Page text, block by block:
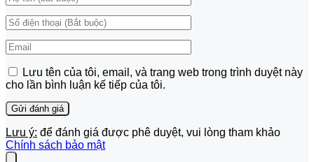
Lưu tên của tôi, email, và trang web trong trình duyệt này
cho lần bình luận kế tiếp của tôi.
Lưu ý: để đánh giá được phê duyệt, vui lòng tham khảo
Chính sách bảo mật